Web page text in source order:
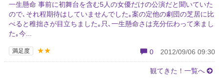
一生懸命 事前に初舞台を含む5人の女優だけの公演だと聞いていた
ので､それ程期待はしていませんでした｡案の定他の劇団の芝居に比
べると稚拙さが目立ちました｡只､一生懸命さは充分伝わって来まし
た｡今...
満足度 ★★ 0 2012/09/06 09:30
観てきた！一覧へ